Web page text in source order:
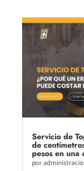
Servicio de
de
pesos en una
por